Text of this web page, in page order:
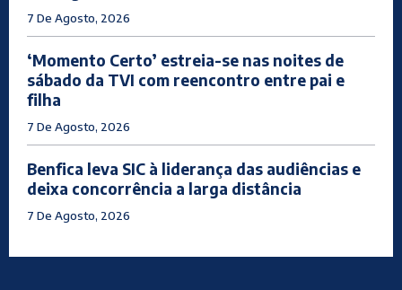
7 De Agosto, 2026
‘Momento Certo’ estreia-se nas noites de
sábado da TVI com reencontro entre pai e
filha
7 De Agosto, 2026
Benfica leva SIC à liderança das audiências e
deixa concorrência a larga distância
7 De Agosto, 2026